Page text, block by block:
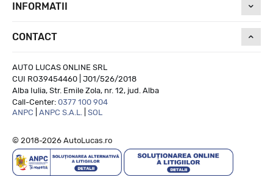
INFORMATII
CONTACT
AUTO LUCAS ONLINE SRL
CUI RO39454460 | J01/526/2018
Alba Iulia, Str. Emile Zola, nr. 12, jud. Alba
Call-Center: 0377 100 904
ANPC
ANPC S.A.L. SOL
© 2018-2026 AutoLucas.ro